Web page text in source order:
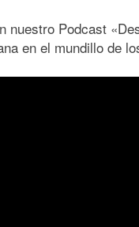
nuestro Podcast
en el mundillo de